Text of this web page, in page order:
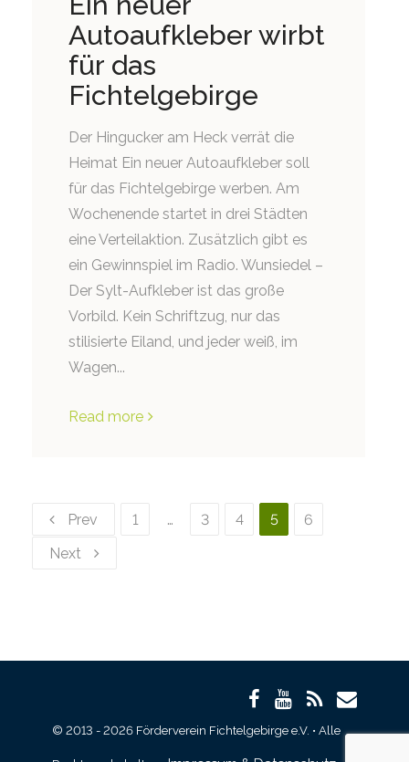
Autoaufkleber wirbt
für das
Fichtelgebirge
Der Hingucker am Heck verrät die
Heimat Ein neuer Autoaufkleber soll
für das Fichtelgebirge werben. Am
Wochenende startet in drei Städten
eine Verteilaktion. Zusätzlich gibt es
ein Gewinnspiel im Radio. Wunsiedel –
Der Sylt-Aufkleber ist das große
Vorbild. Kein Schriftzug, nur das
stilisierte Eiland, und jeder weiß, im
Wagen...
Read more
Prev 1 … 3 4 5
6
Next
© 2013 - 2026 Förderverein Fichtelgebirge e.V. • Alle